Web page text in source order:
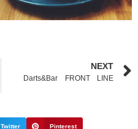
NEXT
Darts&Bar FRONT LINE
Twitter Pinterest